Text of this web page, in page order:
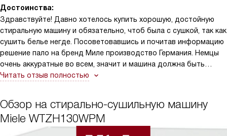
Достоинства:
Здравствуйте! Давно хотелось купить хорошую, достойную
стиральную машину и обязательно, чтоб была с сушкой, так как
сушить белье негде. Посоветовавшись и почитав информацию
решение пало на бренд Миле производство Германия. Немцы
очень аккуратные во всем, значит и машина должна быть
достойного качества. Что хотели, то мы и получили. Машина
только хочется. Думаю, что лучше на сегодняшний день
стиральных машин нет!
Читать отзыв полностью
Обзор на стирально-сушильную машину
Miele WTZH130WPM